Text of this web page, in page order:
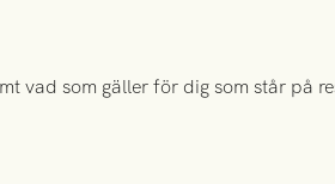
vad som gäller för dig som står på